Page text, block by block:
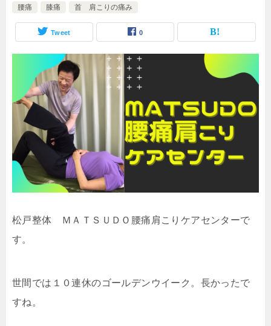
腰痛
膝痛 首 肩こりの痛み
Tweet 0
松戸整体 ＭＡＴＳＵＤＯ腰痛肩こりケアセンターで
す。
世間では１０連休のゴールデンウイーク。長かったで
すね。